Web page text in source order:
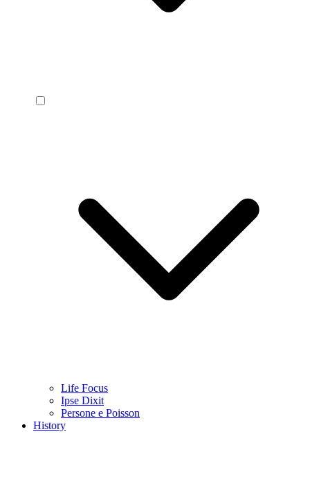
Life Focus
Ipse Dixit
Persone e Poisson
History